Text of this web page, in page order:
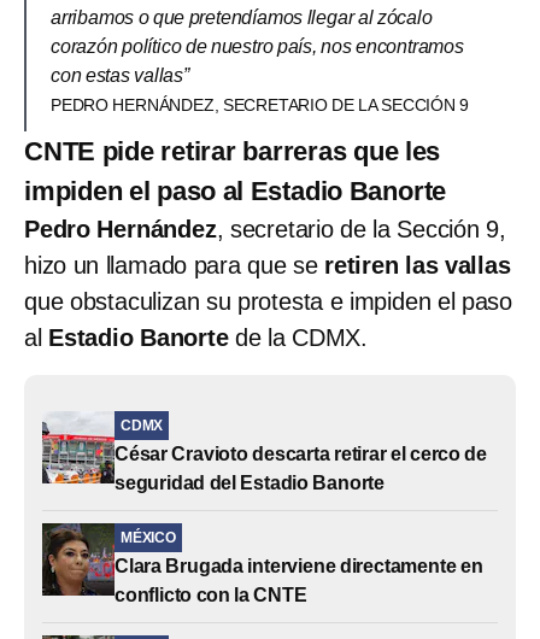
arribamos o que pretendíamos llegar al zócalo
corazón político de nuestro país, nos encontramos
con estas vallas”
PEDRO HERNÁNDEZ, SECRETARIO DE LA SECCIÓN 9
CNTE pide retirar barreras que les
impiden el paso al Estadio Banorte
Pedro Hernández, secretario de la Sección 9,
hizo un llamado para que se retiren las vallas
que obstaculizan su protesta e impiden el paso
al Estadio Banortede la CDMX.
CDMX
César Cravioto descarta retirar el cerco de
seguridad del Estadio Banorte
MÉXICO
Clara Brugada interviene directamente en
conflicto con la CNTE